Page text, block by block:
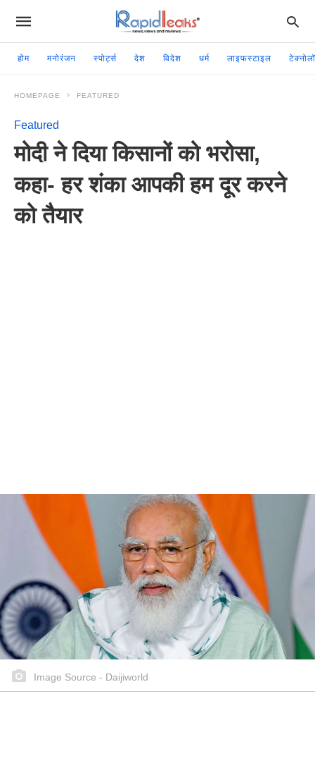
होम मनोरंजन स्पोर्ट्स देश विदेश धर्म लाइफस्टाइल
HOMEPAGE FEATURED
Featured
मोदी ने दिया किसानों को भरोसा,
कहा- हर शंका आपकी हम दूर करने
को तैयार
Image Source - Daijiworld